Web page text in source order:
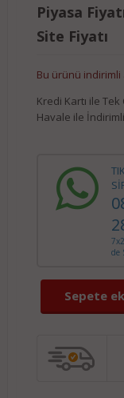
Piyasa
Site Fiyatı
Bu ürünü indirimli
Kredi Kartı ile Tek
Havale ile İndirimli
de
Sepete